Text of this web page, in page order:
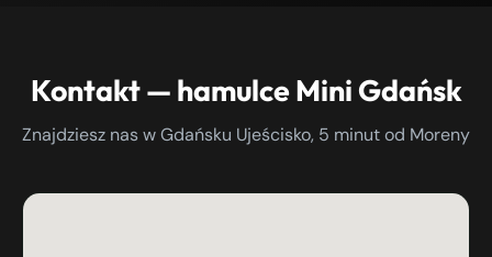
Kontakt — hamulce Mini Gdańsk
Znajdziesz nas w Gdańsku Ujeścisko, 5 minut od Moreny